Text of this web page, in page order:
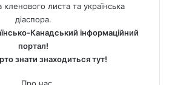
кленового листа та українська
діаспора.
Канадський інформаційний
портал!
знати знаходиться тут!